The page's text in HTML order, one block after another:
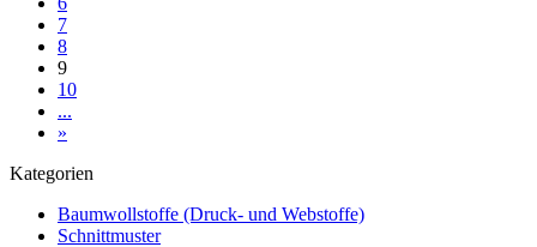
7
8
9
10
...
»
Kategorien
Baumwollstoffe (Druck- und Webstoffe)
Schnittmuster